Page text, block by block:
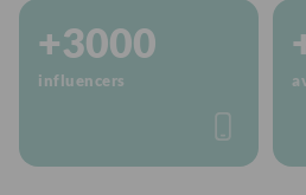
+3000
influencers